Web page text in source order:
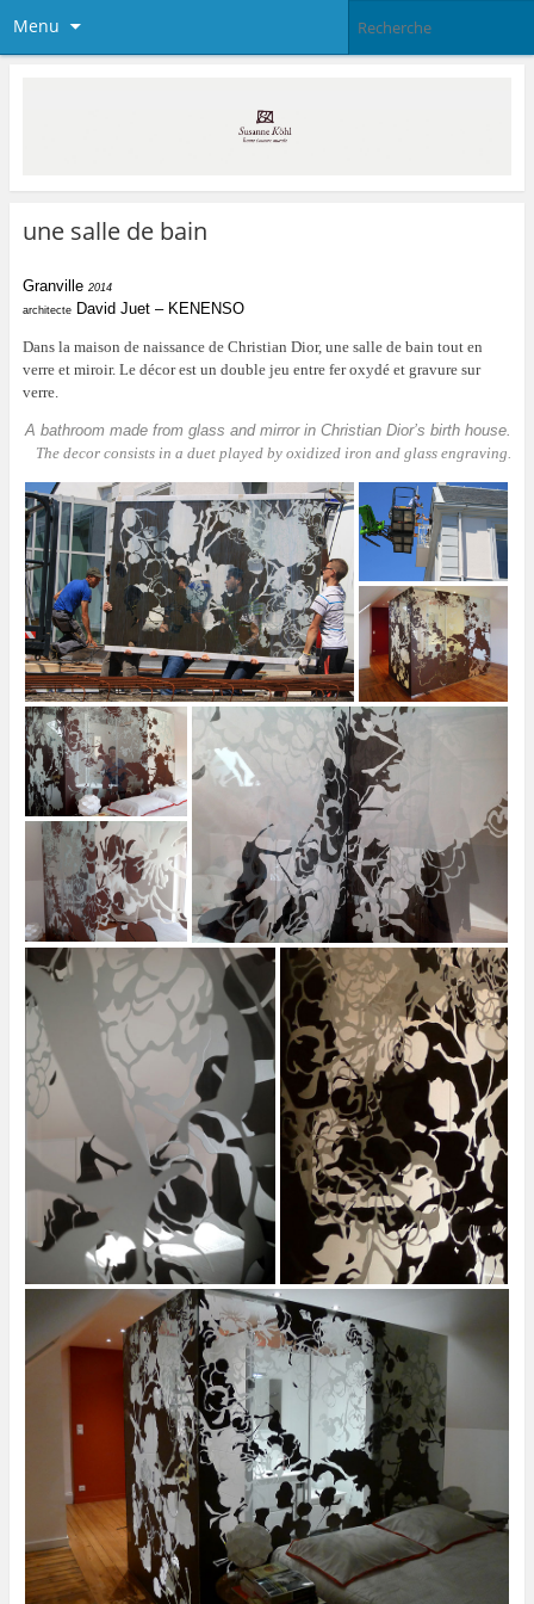
Menu
une salle de bain
Granville 2014
architecteDavid Juet – KENENSO
Dans la maison de naissance de Christian Dior, une salle de bain tout en
verre et miroir. Le décor est un double jeu entre fer oxydé et gravure sur
verre.
A bathroom made from glass and mirror in Christian Dior’s birth house.
The decor consists in a duet played by oxidized iron and glass engraving.